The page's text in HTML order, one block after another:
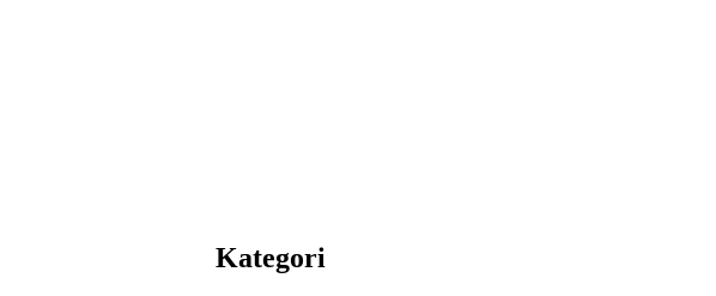
Kategori